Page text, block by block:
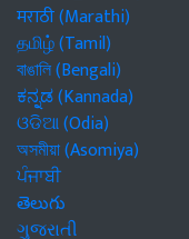
मराठी (Marathi)
தமிழ் (Tamil)
বাঙালি (Bengali)
ಕನ್ನಡ (Kannada)
ଓଡିଆ (Odia)
অসমীয়া (Asomiya)
ਪੰਜਾਬੀ
తెలుగు
ગુજરાતી